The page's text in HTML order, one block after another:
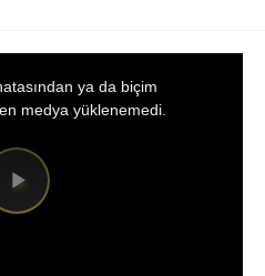
Videoyu
ya da biçim
medya yüklenemedi.